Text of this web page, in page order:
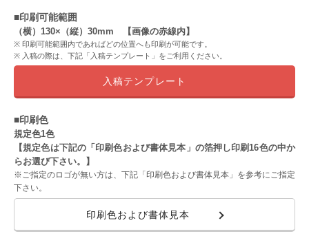
■印刷可能範囲
（横）130×（縦）30mm 【画像の赤線内】
印刷可能範囲内であればどの位置へも印刷が可能です。
入稿の際は、下記「入稿テンプレート」をご利用ください。
入稿テンプレート
■印刷色
規定色1色
【規定色は下記の「印刷色および書体見本」の箔押し印刷16色の中か
らお選び下さい。】
※ご指定のロゴが無い方は、下記「印刷色および書体見本」を参考にご指定
下さい。
印刷色および書体見本